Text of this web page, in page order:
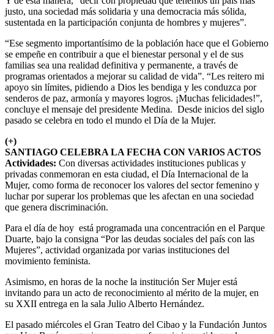
justo, una sociedad más solidaria y una democracia más sólida,
sustentada en la participación conjunta de hombres y mujeres”.
“Ese segmento importantísimo de la población hace que el Gobierno
se empeñe en contribuir a que el bienestar personal y el de sus
familias sea una realidad definitiva y permanente, a través de
programas orientados a mejorar su calidad de vida”. “Les reitero mi
apoyo sin límites, pidiendo a Dios les bendiga y les conduzca por
senderos de paz, armonía y mayores logros. ¡Muchas felicidades!”,
concluye el mensaje del presidente Medina. Desde inicios del siglo
pasado se celebra en todo el mundo el Día de la Mujer.
(+)
SANTIAGO CELEBRA LA FECHA CON VARIOS ACTOS
Actividades: Con diversas actividades instituciones publicas y
privadas conmemoran en esta ciudad, el Día Internacional de la
Mujer, como forma de reconocer los valores del sector femenino y
luchar por superar los problemas que les afectan en una sociedad
que genera discriminación.
Para el día de hoy está programada una concentración en el Parque
Duarte, bajo la consigna “Por las deudas sociales del país con las
Mujeres”, actividad organizada por varias instituciones del
movimiento feminista.
Asimismo, en horas de la noche la institución Ser Mujer está
invitando para un acto de reconocimiento al mérito de la mujer, en
su XXII entrega en la sala Julio Alberto Hernández.
El pasado miércoles el Gran Teatro del Cibao y la Fundación Juntos